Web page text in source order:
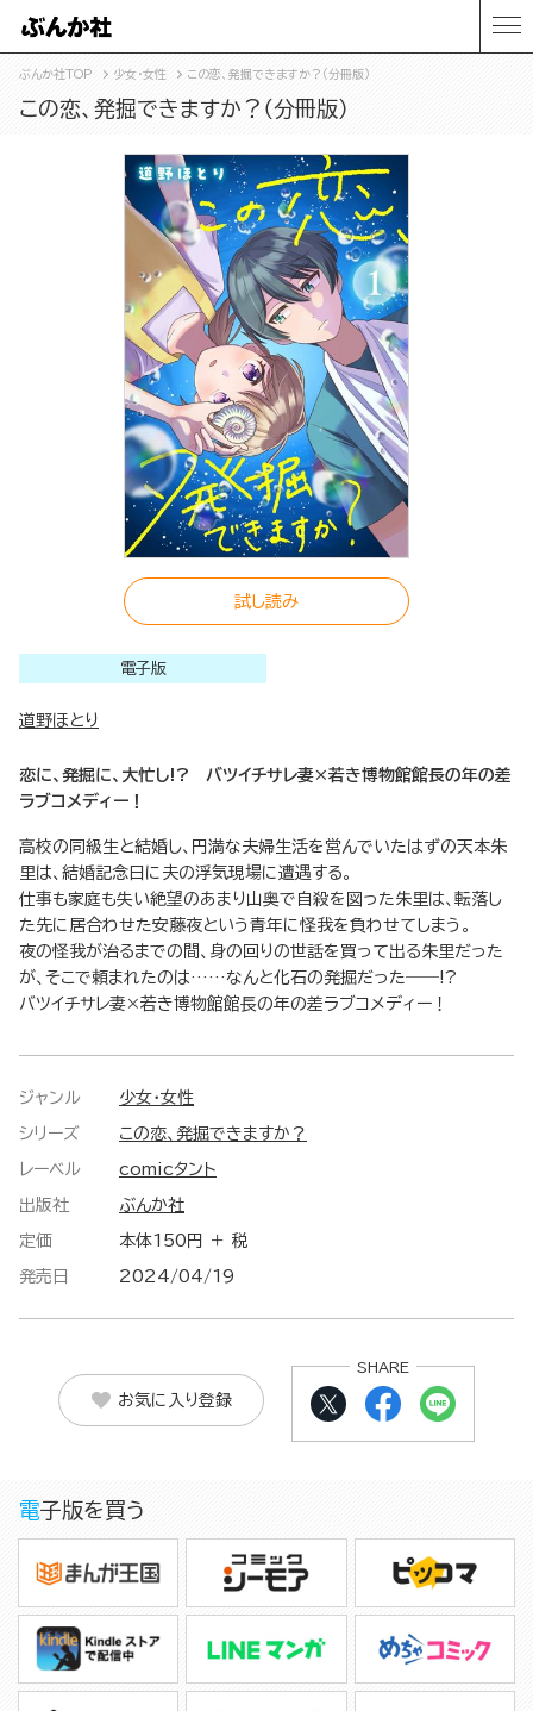
ぶんか社TOP 少女・女性 この恋、発掘できますか？（分冊版）
この恋、発掘できますか？（分冊版）
試し読み
電子版
道野ほとり
恋に、発掘に、大忙し!? バツイチサレ妻×若き博物館館長の年の差
ラブコメディー！
高校の同級生と結婚し、円満な夫婦生活を営んでいたはずの天本朱
里は、結婚記念日に夫の浮気現場に遭遇する。
仕事も家庭も失い絶望のあまり山奥で自殺を図った朱里は、転落し
た先に居合わせた安藤夜という青年に怪我を負わせてしまう。
夜の怪我が治るまでの間、身の回りの世話を買って出る朱里だった
が、そこで頼まれたのは……なんと化石の発掘だった――!?
バツイチサレ妻×若き博物館館長の年の差ラブコメディー！
ジャンル 少女・女性
シリーズ この恋、発掘できますか？
レーベル comicタント
出版社 ぶんか社
定価 本体150円 ＋ 税
発売日 2024/04/19
お気に入り登録
SHARE
電子版を買う